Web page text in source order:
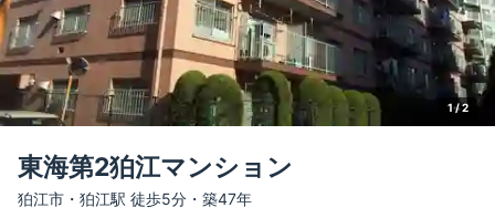
1 /2
東海第2狛江マンション
狛江市・狛江駅 徒歩5分・築47年